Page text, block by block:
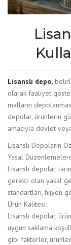
Lisanslı depo,
olarak faaliyet
malların
depolar, ürünlerin
amacıyla devlet
Lisanslı Depoların
Yasal
Lisanslı depolar,
gerekli olan yasal
standartları, hijyen
Ürün Kalitesi:
Lisanslı depolar,
uygun saklama
gibi faktörler,